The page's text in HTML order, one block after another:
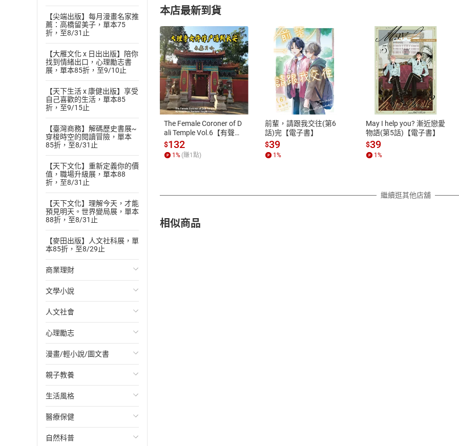
【尖端出版】每月漫畫名家推
薦：高橋留美子，單本75
折，至8/31止
【大雁文化 x 日出出版】陪你
找到情緒出口，心理勵志書
展，單本85折，至9/10止
【天下生活 x 康健出版】享受
自己喜歡的生活，單本85
折，至9/15止
【臺灣商務】解碼歷史書展~
穿梭時空的閱讀冒險，單本
85折，至8/31止
【天下文化】重新定義你的價
值，職場升級展，單本88
折，至8/31止
【天下文化】理解今天，才能
預見明天。世界變局展，單本
88折，至8/31止
【麥田出版】人文社科展，單
本85折，至8/29止
商業理財
投資理財
經濟/趨勢
財務/金融
管理/領導
職場工作術
成功法
行銷/廣告
傳記
文學小說
歐美文學
日本文學
韓國文學
華文文學
經典文學
成長/家庭生活小說
懸疑/推理小說
人文社會
國際關係
政治
社會科學
台灣/中國歷史
日/韓歷史
其他歷史/史學
心理勵志
心靈成長/情緒
人際關係
兩性關係
心理學
漫畫/輕小說/圖文書
輕小說
奇幻/科幻
愛情故事
職場/社會寫實
親子教養
教育現場
兒童文學/故事
兒童科普/學習
生活風格
飲食/食譜
健身/美顏
醫療保健
健康/養生
自然科普
付款方式
ATM轉帳、信用卡、LINE PAY、AFTEE
退換貨規範
本店是否提供消費者保護法七日猶
之權利，遽消費者保護法及通訊交
除權合理例外情事適用準則，依商
質各有不同規定。詳細退換貨說明
照各商品說明。
本店最新到貨
The Female Coroner of D
ali Temple Vol.6【有聲
書】
$132
1 % (賺1 點)
前輩，請跟我交往(第6
話)完【電子書】
$39
1 %
May I help you? 漸近戀愛
物語(第5話)【電子書】
$39
1 %
繼續逛其他店舖
相似商品